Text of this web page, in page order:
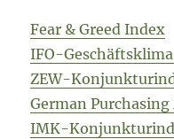
Fear & Greed Index
IFO-
ZEW-
German
IMK-